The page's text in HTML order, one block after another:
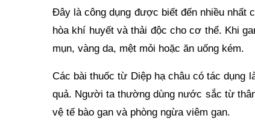
Đây là công dụng được biết đến nhiều nhất
hòa khí huyết và thải độc cho cơ thể. Khi
mụn, vàng da, mệt mỏi hoặc ăn uống kém.
Các bài thuốc từ Diệp hạ châu có tác dụng
quả. Người ta thường dùng nước sắc từ
vệ tế bào gan và phòng ngừa viêm gan.